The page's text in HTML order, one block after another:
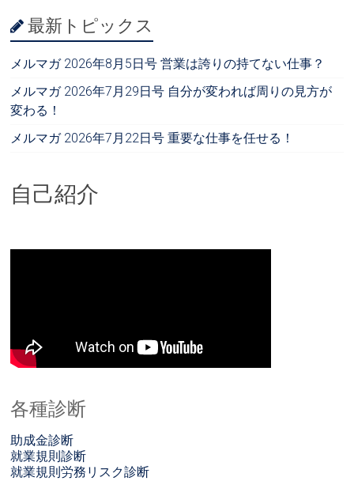
最新トピックス
メルマガ 2026年8月5日号 営業は誇りの持てない仕事？
メルマガ 2026年7月29日号 自分が変われば周りの見方が
変わる！
メルマガ 2026年7月22日号 重要な仕事を任せる！
自己紹介
各種診断
助成金診断
就業規則診断
就業規則労務リスク診断